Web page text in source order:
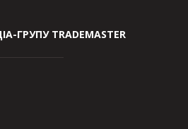
ГРУПУ TRADEMASTER